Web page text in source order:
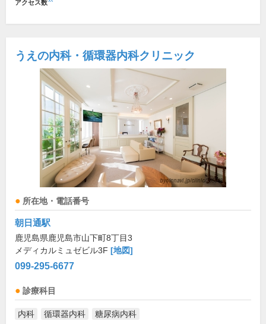
アクセス数
うえの内科・循環器内科クリニック
所在地・電話番号
朝日通駅
鹿児島県鹿児島市山下町8丁目3
メディカルミュゼビル3F [地図]
099-295-6677
診療科目
内科 循環器内科 糖尿病内科